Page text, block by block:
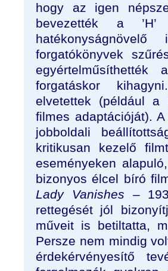
hogy az igen
bevezették a
forgatókönyvek
forgatáskor
elvetettek (például a
filmes adaptációját).
jobboldali
kritikusan kezelő
eseményeken
bizonyos élcel bíró
Lady Vanishes –
rettegését jól
műveit is betiltatta,
Persze nem mindig
érdekérvényesítő